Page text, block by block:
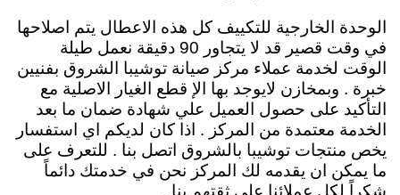
الوحدة الخارجية للتكييف كل هذه الاعطال يتم اصلاحها
في وقت قصير قد لا يتجاور 90 دقيقة نعمل طيلة
الوقت لخدمة عملاء مركز صيانة توشيبا الشروق بفنيين
خبرة . وبمخازن لايوجد بها الإ قطع الغيار الاصلية مع
التأكيد على حصول العميل علي شهادة ضمان ما بعد
الخدمة معتمدة من المركز . اذا كان لديكم اي استفسار
يخص منتجات توشيبا بالشروق اتصل بنا . للتعرف على
ما يمكن ان يقدمه لك المركز نحن في خدمتك دائماً
شكراً لكل عملائنا على ثقتهم بنا .